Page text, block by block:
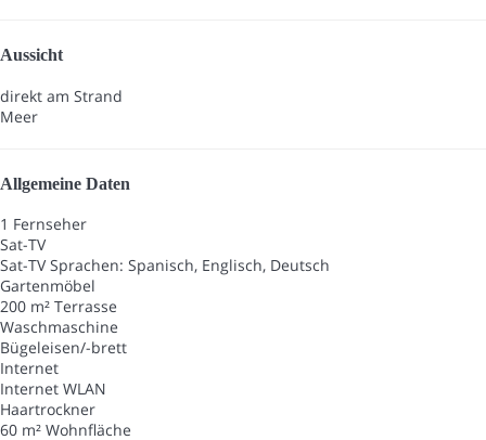
Aussicht
direkt am Strand
Meer
Allgemeine Daten
1 Fernseher
Sat-TV
Sat-TVSprachen: Spanisch, Englisch, Deutsch
Gartenmöbel
200 m² Terrasse
Waschmaschine
Bügeleisen/-brett
Internet
Internet WLAN
Haartrockner
60 m² Wohnfläche